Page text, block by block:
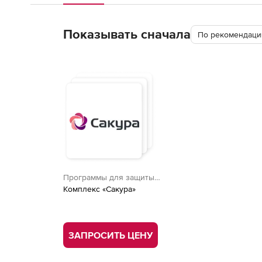
Показывать сначала По
Программы для защиты
информации
Комплекс «Сакура»
ЗАПРОСИТЬ ЦЕНУ